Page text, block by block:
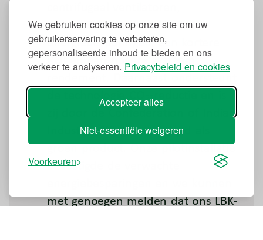
We gebruiken cookies op onze site om uw
gebruikerservaring te verbeteren,
gepersonaliseerde inhoud te bieden en ons
verkeer te analyseren. Privacybeleid en cookies
Accepteer alles
Niet-essentiële weigeren
Voorkeuren
waaronder aanzienlijke
energiebesparingen, een kortere
ROI en een hogere systeem
rendement. Daarnaast ondersteunt
de technologie CO₂-reductie en is
zij door de Confederation of Indian
Industry (CII) gecertificeerd als
groen product. Onze pilotinstallatie
bevestigde de verwachte
met genoegen melden dat ons LBK-